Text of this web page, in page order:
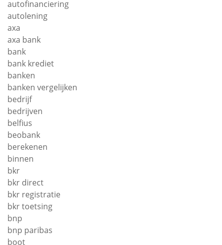
autofinanciering
autolening
axa
axa bank
bank
bank krediet
banken
banken vergelijken
bedrijf
bedrijven
belfius
beobank
berekenen
binnen
bkr
bkr direct
bkr registratie
bkr toetsing
bnp
bnp paribas
boot